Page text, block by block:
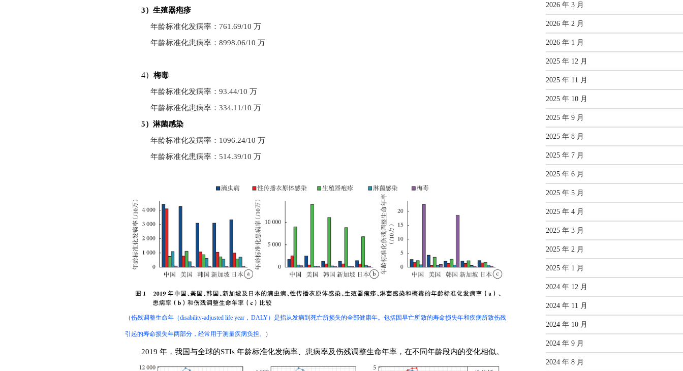
3）生殖器疱疹
年龄标准化发病率：761.69/10 万
年龄标准化患病率 ： 8998.06/10 万
4） 梅毒
年龄标准化发病率：93.44/10 万
年龄标准化患病率 ： 334.11/10 万
5）淋菌感染
年龄标准化发病率：1096.24/10 万
年龄标准化患病率 ： 514.39/10 万
（伤残调整生命年 （disability-adjusted life year，DALY）是指从发病到死亡所损失的全部健康年。包括因早亡所致的寿命损失年和疾病所致伤残
引起的寿命损失年两部分，经常用于测量疾病负担。 ）
2019 年，我国与全球的STIs 年龄标准化发病率、患病率及伤残调整生命年率，在不同年龄段内的变化相似。
2026 年 3 月
2026 年 2 月
2026 年 1 月
2025 年 12 月
2025 年 11 月
2025 年 10 月
2025 年 9 月
2025 年 8 月
2025 年 7 月
2025 年 6 月
2025 年 5 月
2025 年 4 月
2025 年 3 月
2025 年 2 月
2025 年 1 月
2024 年 12 月
2024 年 11 月
2024 年 10 月
2024 年 9 月
2024 年 8 月